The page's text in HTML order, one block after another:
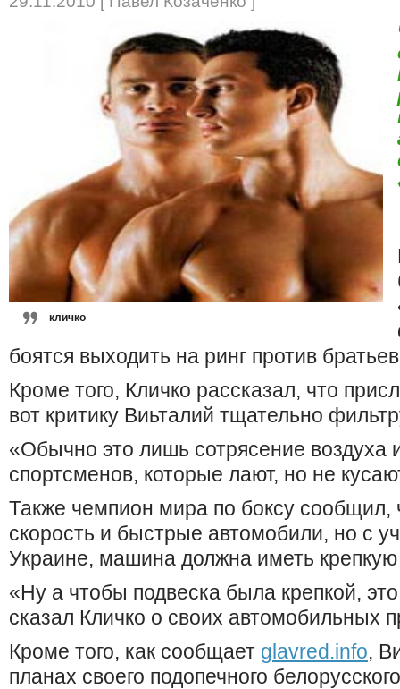
кличко
боятся выходить на ринг против
Кроме того, Кличко рассказал, что
вот критику Виьталий тщательно
«Обычно это лишь сотрясение воздуха
спортсменов, которые лают, но не
Также чемпион мира по боксу сообщил,
скорость и быстрые автомобили, но с
Украине, машина должна иметь крепкую
«Ну а чтобы подвеска была крепкой,
сказал Кличко о своих автомобильных
Кроме того, как сообщает glavred.info,
планах своего подопечного